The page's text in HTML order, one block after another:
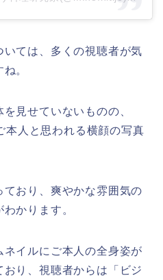
ては、多くの視聴者が気
。
見せていないものの、
本人と思われる横顔の写真
おり、爽やかな雰囲気の
かります。
ネイルにご本人の全身姿が
り、視聴者からは「ビジ